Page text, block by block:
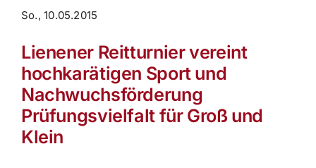
So., 10.05.2015
Lienener Reitturnier vereint
hochkarätigen Sport und
Nachwuchsförderung
Prüfungsvielfalt für Groß und
Klein